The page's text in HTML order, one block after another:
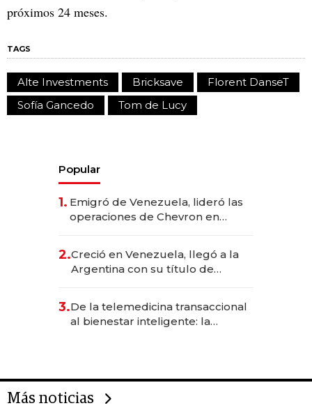
próximos 24 meses.
TAGS
Alte Investments Bricksave
Florent DanseT
Sofía Gancedo
Tom de Lucy
Popular
1. Emigró de Venezuela, lideró las
operaciones de Chevron en
2.Creció en Venezuela, llegó a la
Argentina con su título de
las marcas "fast premium"
3.De la telemedicina transaccional
al bienestar inteligente: la
Más noticias